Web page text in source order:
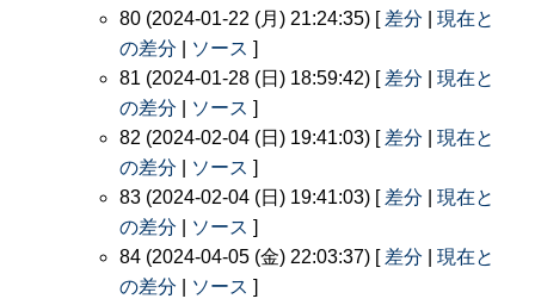
80 (2024-01-22 (月) 21:24:35) [ 差分
現在と
の差分
ソース ]
81 (2024-01-28 (日) 18:59:42) [ 差分
現在と
の差分
ソース ]
82 (2024-02-04 (日) 19:41:03) [ 差分
現在と
の差分
ソース ]
83 (2024-02-04 (日) 19:41:03) [ 差分
現在と
の差分
ソース ]
84 (2024-04-05 (金) 22:03:37) [ 差分
現在と
の差分
ソース ]